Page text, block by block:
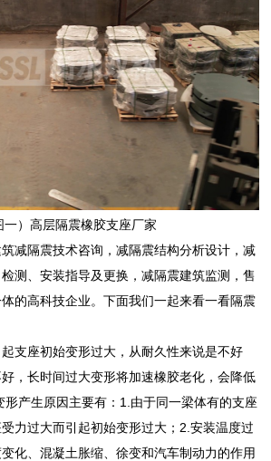
一）高层隔震橡胶支座厂家
减隔震技术咨询，减隔震结构分析设计，减
测、安装指导及更换，减隔震建筑监测，售
的高科技企业。下面我们一起来看一看隔震
支座初始变形过大，从耐久性来说是不好
，长时间过大变形将加速橡胶老化，会降低
形产生原因主要有：1.由于同一梁体有的支座
力过大而引起初始变形过大；2.安装温度过
化、混凝土胀缩、徐变和汽车制动力的作用